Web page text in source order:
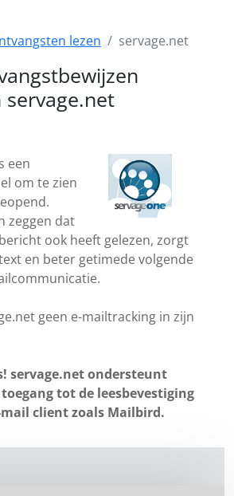
lezen servage.net
een
om te zien
zeggen dat
ook heeft gelezen, zorgt
en beter getimede volgende
geen e-mailtracking in zijn
servage.net ondersteunt
tot de leesbevestiging
client zoals Mailbird.